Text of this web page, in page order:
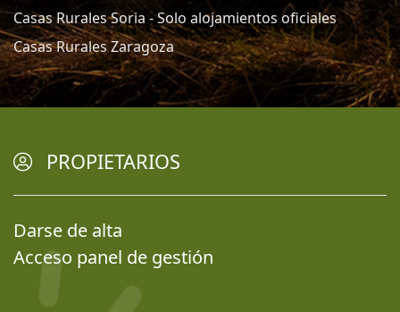
Casas Rurales Soria - Solo alojamientos oficiales
Casas Rurales Zaragoza
PROPIETARIOS
Darse de alta
Acceso panel de gestión